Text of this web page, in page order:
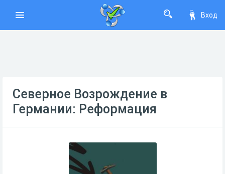
Вход
Северное Возрождение в
Германии: Реформация